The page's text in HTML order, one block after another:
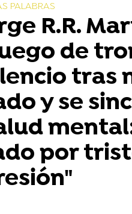
PALABRAS
R.R.
de
tras
y se
por